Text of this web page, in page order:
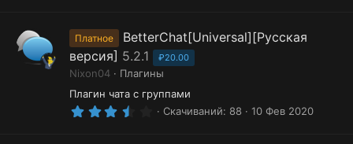
у
р
с
к
а
з
в
ё
з
Платное
BetterChat[Universal][Русская
версия] 5.2.1 ₽20.00
Nixon04
Плагины
Плагин чата с группами
3 Скачиваний 88 10 Фев 2020